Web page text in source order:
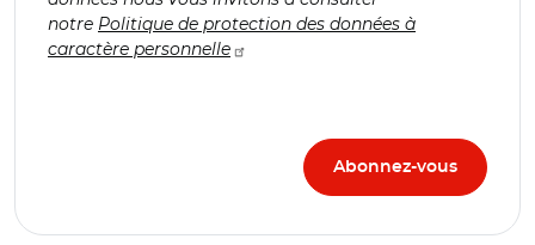
notre Politique de protection des données à
caractère personnelle